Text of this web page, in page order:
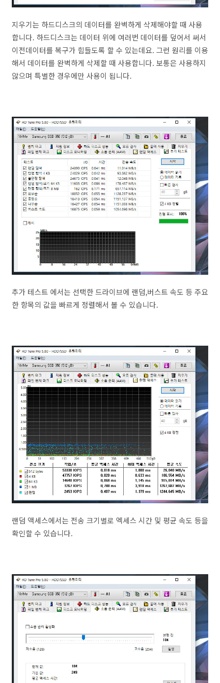
지우기는 하드디스크의 데이터를 완벽하게 삭제해야할 때 사용
합니다. 하드디스크는 데이터 위에 여러번 데이터를 덮어서 써서
이전데이터를 복구가 힘들도록 할 수 있는데요. 그런 원리를 이용
해서 데이터를 완벽하게 삭제할 때 사용합니다. 보통은 사용하지
않으며 특별한 경우에만 사용이 됩니다.
추가 테스트 에서는 선택한 드라이브에 랜덤,버스트 속도 등 주요
한 항목의 값을 빠르게 정렬해서 볼 수 있습니다.
랜덤 액세스에서는 전송 크기별로 엑세스 시간 및 평균 속도 등을
확인할 수 있습니다.